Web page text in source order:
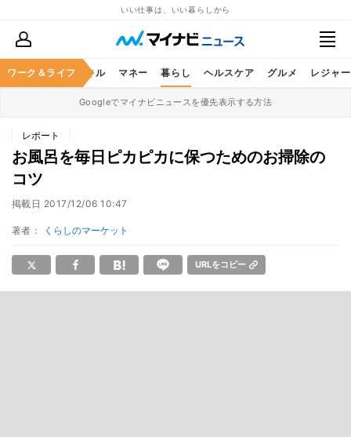
いい仕事は、いい暮らしから
ワーク＆ライフ
ア ビジネススキル マネー 暮らし ヘルスケア グルメ レジャー
Googleでマイナビニュースを優先表示する方法
レポート
お風呂を毎日ピカピカに保つためのお掃除の
コツ
掲載日 2017/12/06 10:47
著者： くらしのマーケット
URLをコピー